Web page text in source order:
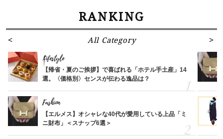
RANKING
All Category
Lifestyle
【帰省・夏のご挨拶】で喜ばれる「ホテル手土産」14
選。〈価格別〉センスが伝わる逸品は？
Fashion
【エルメス】オシャレな40代が愛用している上品「ミ
ニ財布」＜スナップ6選＞